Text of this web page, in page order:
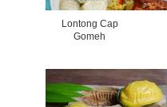
Lontong Cap
Gomeh